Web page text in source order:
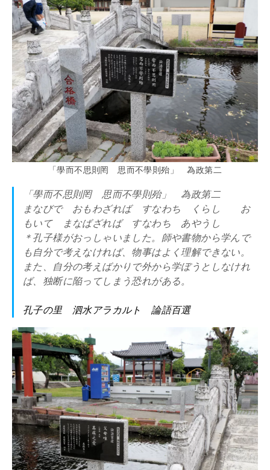
「學而不思則罔 思而不學則殆」 為政第二
「學而不思則罔 思而不學則殆」 為政第二
まなびで おもわざれば すなわち くらし お
もいて まなばざれば すなわち あやうし
＊孔子様がおっしゃいました。師や書物から学んで
も自分で考えなければ、物事はよく理解できない。
また、自分の考えばかりで外から学ぼうとしなけれ
ば、独断に陥ってしまう恐れがある。
孔子の里 泗水アラカルト 論語百選